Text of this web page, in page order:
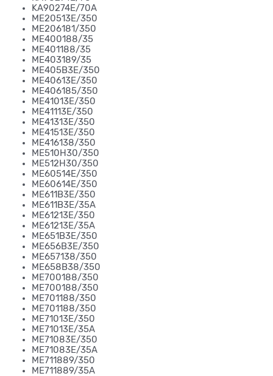
KA90274E/70A
ME20513E/350
ME206181/350
ME400188/35
ME401188/35
ME403189/35
ME405B3E/350
ME40613E/350
ME406185/350
ME41013E/350
ME41113E/350
ME41313E/350
ME41513E/350
ME416138/350
ME510H30/350
ME512H30/350
ME60514E/350
ME60614E/350
ME611B3E/350
ME611B3E/35A
ME61213E/350
ME61213E/35A
ME651B3E/350
ME656B3E/350
ME657138/350
ME658B38/350
ME700188/350
ME700188/350
ME701188/350
ME701188/350
ME71013E/350
ME71013E/35A
ME71083E/350
ME71083E/35A
ME711889/350
ME711889/35A